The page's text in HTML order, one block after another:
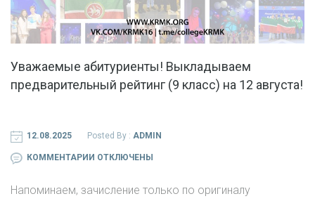
Уважаемые абитуриенты! Выкладываем
предварительный рейтинг (9 класс) на 12 августа!
12.08.2025 Posted By : ADMIN
КОММЕНТАРИИ К
УВАЖАЕМЫЕ
ОТКЛЮЧЕНЫ
Напоминаем, зачисление только по оригиналу